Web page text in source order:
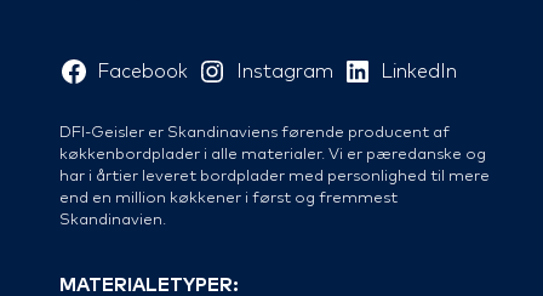
Facebook Instagram LinkedIn
DFI-Geisler er Skandinaviens førende producent af
køkkenbordplader i alle materialer. Vi er pæredanske og
har i årtier leveret bordplader med personlighed til mere
end en million køkkener i først og fremmest
Skandinavien.
MATERIALETYPER: